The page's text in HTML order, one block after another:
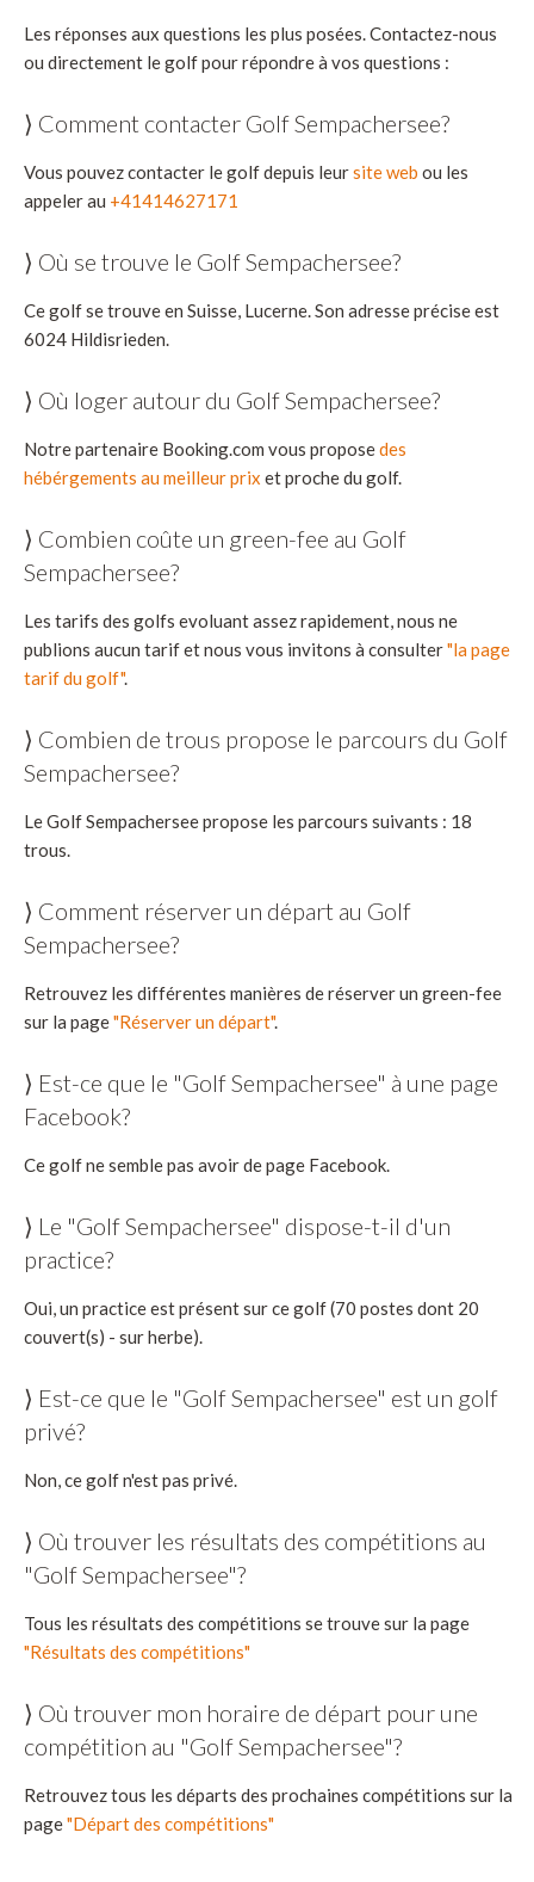
Les réponses aux questions les plus posées. Contactez-nous
ou directement le golf pour répondre à vos questions :
⟩ Comment contacter Golf Sempachersee?
Vous pouvez contacter le golf depuis leursite web ou les
appeler au +41414627171
⟩ Où se trouve le Golf Sempachersee?
Ce golf se trouve en Suisse, Lucerne. Son adresse précise est
6024 Hildisrieden.
⟩ Où loger autour du Golf Sempachersee?
Notre partenaire Booking.com vous proposedes
hébérgements au meilleur prix et proche du golf.
⟩ Combien coûte un green-fee au Golf
Sempachersee?
Les tarifs des golfs evoluant assez rapidement, nous ne
publions aucun tarif et nous vous invitons à consulter"la page
tarif du golf".
⟩ Combien de trous propose le parcours du Golf
Sempachersee?
Le Golf Sempachersee propose les parcours suivants : 18
trous.
⟩ Comment réserver un départ au Golf
Sempachersee?
Retrouvez les différentes manières de réserver un green-fee
sur la page"Réserver un départ".
⟩ Est-ce que le "Golf Sempachersee" à une page
Facebook?
Ce golf ne semble pas avoir de page Facebook.
⟩ Le "Golf Sempachersee" dispose-t-il d'un
practice?
Oui, un practice est présent sur ce golf (70 postes dont 20
couvert(s) - sur herbe).
⟩ Est-ce que le "Golf Sempachersee" est un golf
privé?
Non, ce golf n'est pas privé.
⟩ Où trouver les résultats des compétitions au
"Golf Sempachersee"?
Tous les résultats des compétitions se trouve sur la page
"Résultats des compétitions"
⟩ Où trouver mon horaire de départ pour une
compétition au "Golf Sempachersee"?
Retrouvez tous les départs des prochaines compétitions sur la
page"Départ des compétitions"